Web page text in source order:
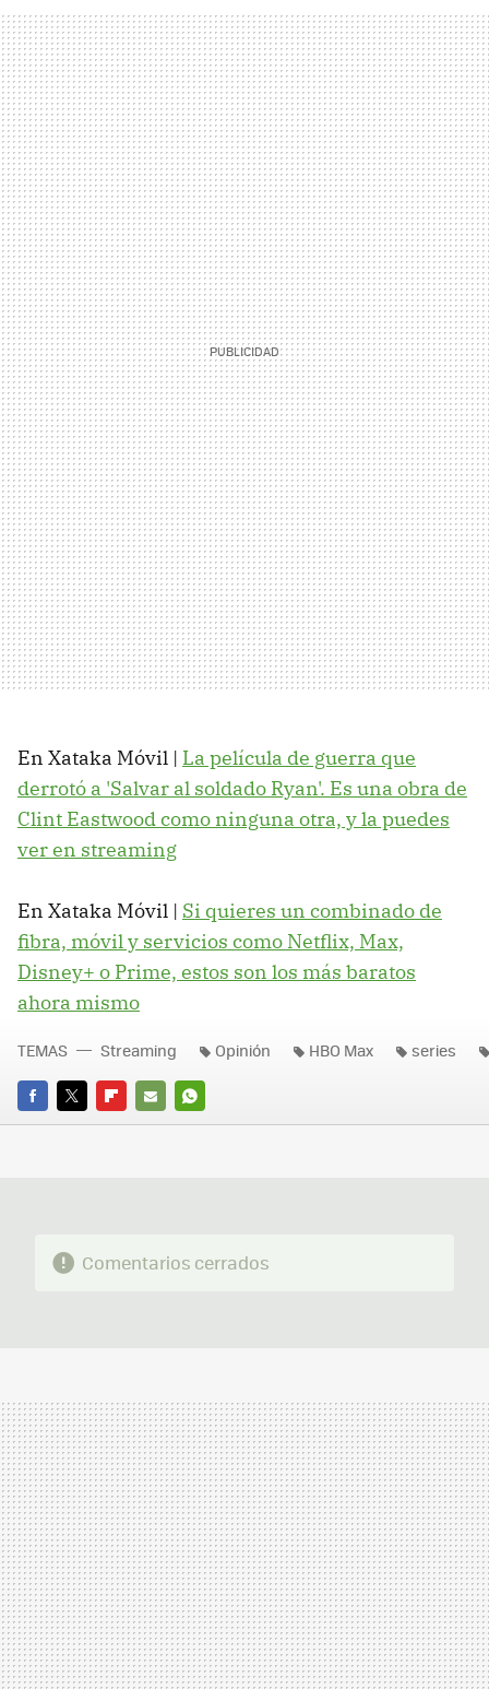
En Xataka Móvil | La película de guerra que
derrotó a 'Salvar al soldado Ryan'. Es una obra de
Clint Eastwood como ninguna otra, y la puedes
ver en streaming
En Xataka Móvil | Si quieres un combinado de
fibra, móvil y servicios como Netflix, Max,
Disney+ o Prime, estos son los más baratos
ahora mismo
FACEBOOK
TWITTERFLIPBOARD
E-
WHATSAPP
TEMAS Streaming Opinión HBO Max series
Comentarios cerrados